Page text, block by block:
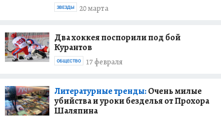
20 марта
ЗВЕЗДЫ
Два хоккея поспорили под бой
Курантов
17 февраля
ОБЩЕСТВО
Литературные тренды:Очень милые
убийства и уроки безделья от Прохора
Шаляпина